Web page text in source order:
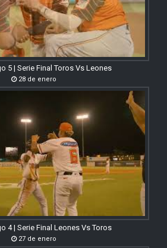
5 | Serie Final Toros Vs Leones
28 de enero
4 | Serie Final Leones Vs Toros
27 de enero